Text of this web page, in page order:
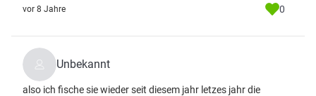
vor 8 Jahre 0
Unbekannt
also ich fische sie wieder seit diesem jahr letzes jahr die